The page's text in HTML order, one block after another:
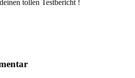
tollen Testbericht !